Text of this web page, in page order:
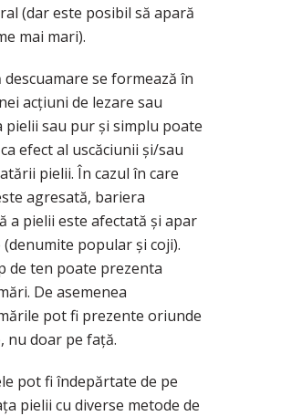
(dar este posibil să apară
mai mari).
descuamare se formează în
acțiuni de lezare sau
pielii sau pur și simplu poate
efect al uscăciunii și/sau
pielii. În cazul în care
agresată, bariera
a pielii este afectată și apar
(denumite popular și coji).
de ten poate prezenta
De asemenea
pot fi prezente oriunde
nu doar pe față.
pot fi îndepărtate de pe
pielii cu diverse metode de